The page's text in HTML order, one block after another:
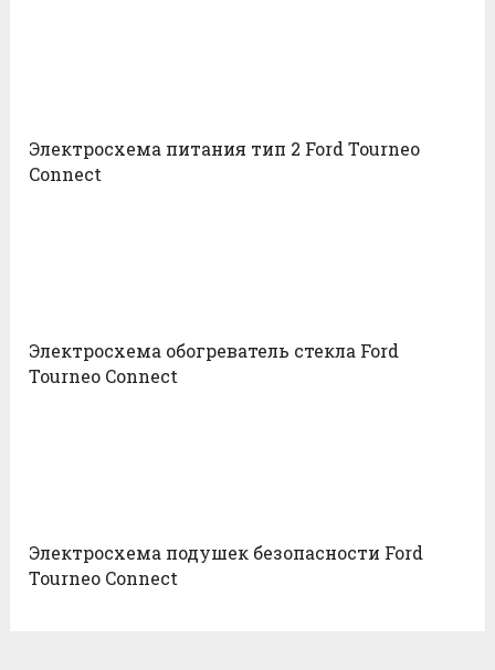
Электросхема питания тип 2 Ford Tourneo
Connect
Электросхема обогреватель стекла Ford
Tourneo Connect
Электросхема подушек безопасности Ford
Tourneo Connect